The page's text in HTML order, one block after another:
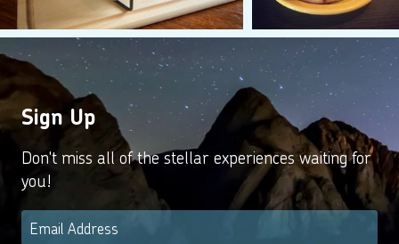
Sign Up
Don't miss all of the stellar experiences waiting for
you!
Email